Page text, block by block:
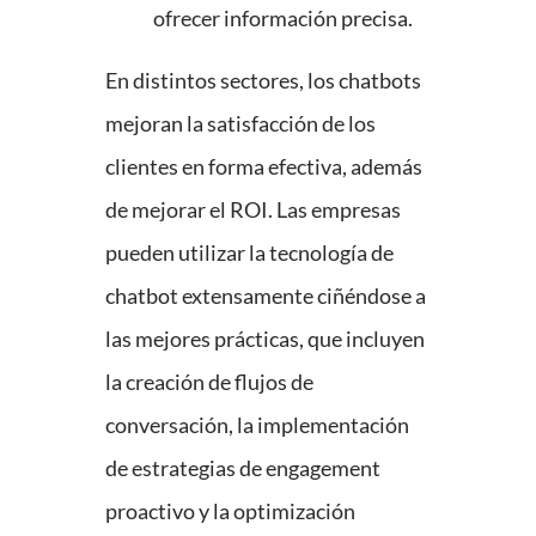
ofrecer información precisa.
En distintos sectores, los chatbots
mejoran la satisfacción de los
clientes en forma efectiva, además
de mejorar el ROI. Las empresas
pueden utilizar la tecnología de
chatbot extensamente ciñéndose a
las mejores prácticas, que incluyen
la creación de flujos de
conversación, la implementación
de estrategias de engagement
proactivo y la optimización